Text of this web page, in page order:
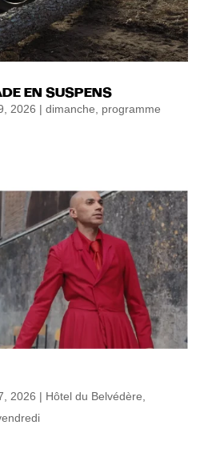
EN SUSPENS
2026 | dimanche, programme
2026 | Hôtel du Belvédère